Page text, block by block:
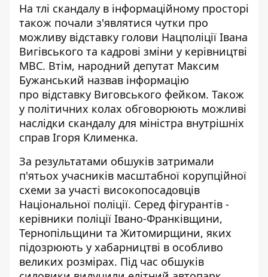
На тлі скандалу в інформаційному просторі
також почали з'являтися чутки про
можливу відставку голови Нацполіції Івана
Вигівського та кадрові зміни у керівництві
МВС. Втім, народний депутат Максим
Бужанський назвав інформацію
про відставку Виговського фейком. Також
у політичних колах обговорюють можливі
наслідки скандалу для міністра внутрішніх
справ Ігоря Клименка.
За результатами обшуків затримали
п'ятьох учасників масштабної корупційної
схеми за участі високопосадовців
Національної поліції. Серед фігурантів -
керівники поліції Івано-Франківщини,
Тернопільщини та Житомирщини, яких
підозрюють у хабарництві в особливо
великих розмірах. Під час обшуків